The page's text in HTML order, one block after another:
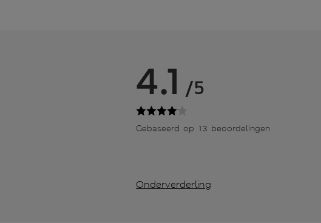
4.1 /5
Gebaseerd op 13 beoordelingen
Onderverderling